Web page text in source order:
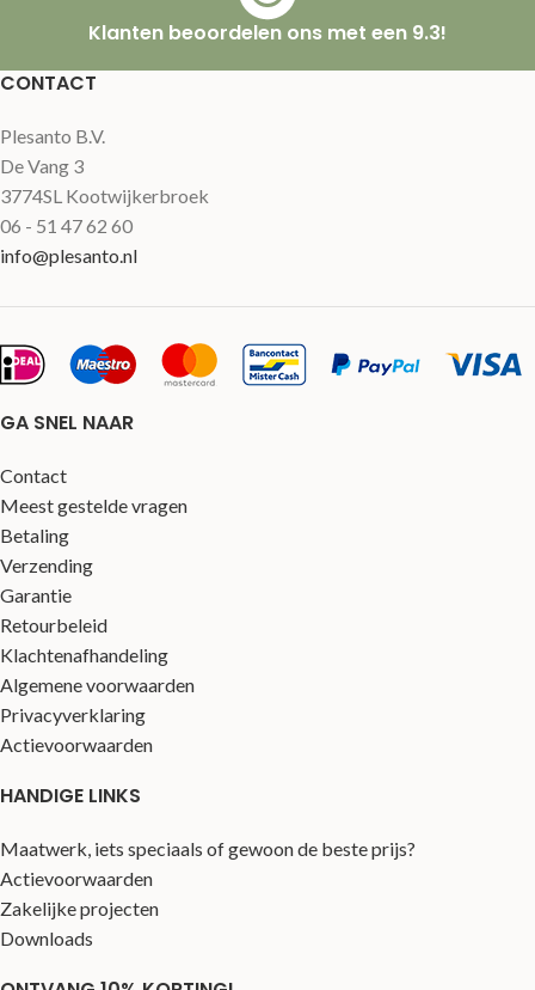
Klanten beoordelen ons met een 9.3!
CONTACT
Plesanto B.V.
De Vang 3
3774SL Kootwijkerbroek
06 - 51 47 62 60
info@plesanto.nl
GA SNEL NAAR
Contact
Meest gestelde vragen
Betaling
Verzending
Garantie
Retourbeleid
Klachtenafhandeling
Algemene voorwaarden
Privacyverklaring
Actievoorwaarden
HANDIGE LINKS
Maatwerk, iets speciaals of gewoon de beste prijs?
Actievoorwaarden
Zakelijke projecten
Downloads